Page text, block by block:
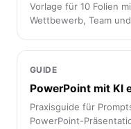
Vorlage für 10 Folien
Wettbewerb, Team
GUIDE
PowerPoint mit KI
Praxisguide für
PowerPoint-